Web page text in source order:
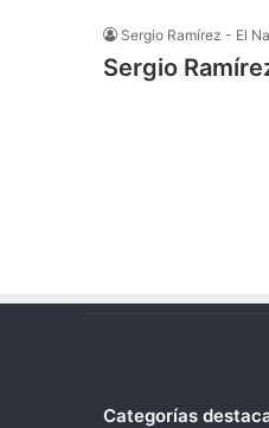
Sergio Ramírez - El
Sergio
Categorías